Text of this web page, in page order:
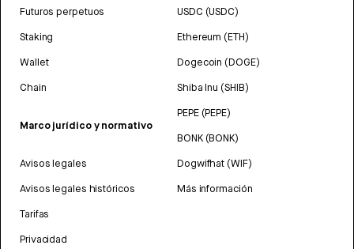
Futuros perpetuos
Staking
Wallet
Chain
Marco jurídico y normativo
Avisos legales
Avisos legales históricos
Tarifas
Privacidad
USDC (USDC)
Ethereum (ETH)
Dogecoin (DOGE)
Shiba Inu (SHIB)
PEPE (PEPE)
BONK (BONK)
Dogwifhat (WIF)
Más información